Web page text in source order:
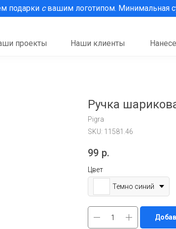
Наши клиенты
проекты
подарки свашим логотипом. Минимальная
Ручка
Pigra
SKU: 11581.46
99 р.
Цвет
Темно синий